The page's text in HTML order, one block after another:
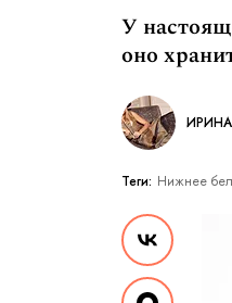
У
оно
Теги: Нижнее